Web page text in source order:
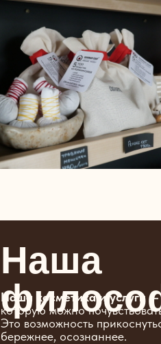
Наша косметика и услуги —
которую можно
Это возможность
бережнее, осознаннее.
Наша